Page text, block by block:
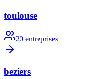
toulouse
20 entreprises
beziers